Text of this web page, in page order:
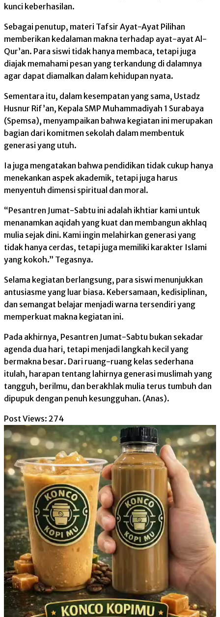
kunci keberhasilan.
Sebagai penutup, materi Tafsir Ayat-Ayat Pilihan
memberikan kedalaman makna terhadap ayat-ayat Al-
Qur’an. Para siswi tidak hanya membaca, tetapi juga
diajak memahami pesan yang terkandung di dalamnya
agar dapat diamalkan dalam kehidupan nyata.
Sementara itu, dalam kesempatan yang sama, Ustadz
Husnur Rif’an, Kepala SMP Muhammadiyah 1 Surabaya
(Spemsa), menyampaikan bahwa kegiatan ini merupakan
bagian dari komitmen sekolah dalam membentuk
generasi yang utuh.
Ia juga mengatakan bahwa pendidikan tidak cukup hanya
menekankan aspek akademik, tetapi juga harus
menyentuh dimensi spiritual dan moral.
“Pesantren Jumat-Sabtu ini adalah ikhtiar kami untuk
menanamkan aqidah yang kuat dan membangun akhlaq
mulia sejak dini. Kami ingin melahirkan generasi yang
tidak hanya cerdas, tetapi juga memiliki karakter Islami
yang kokoh.” Tegasnya.
Selama kegiatan berlangsung, para siswi menunjukkan
antusiasme yang luar biasa. Kebersamaan, kedisiplinan,
dan semangat belajar menjadi warna tersendiri yang
memperkuat makna kegiatan ini.
Pada akhirnya, Pesantren Jumat-Sabtu bukan sekadar
agenda dua hari, tetapi menjadi langkah kecil yang
bermakna besar. Dari ruang-ruang kelas sederhana
itulah, harapan tentang lahirnya generasi muslimah yang
tangguh, berilmu, dan berakhlak mulia terus tumbuh dan
dipupuk dengan penuh kesungguhan. (Anas).
Post Views: 274